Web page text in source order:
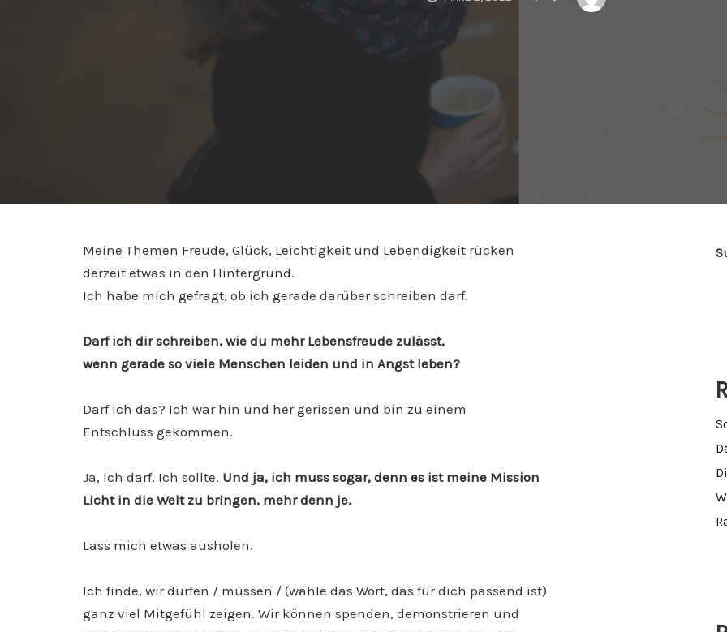
Meine Themen Freude, Glück, Leichtigkeit und Lebendigkeit rücken
derzeit etwas in den Hintergrund.
Ich habe mich gefragt, ob ich gerade darüber schreiben darf.
Darf ich dir schreiben, wie du mehr Lebensfreude zulässt,
wenn gerade so viele Menschen leiden und in Angst leben?
Darf ich das? Ich war hin und her gerissen und bin zu einem
Entschluss gekommen.
Ja, ich darf. Ich sollte. Und ja, ich muss sogar, denn es ist meine Mission
Licht in die Welt zu bringen, mehr denn je.
Lass mich etwas ausholen.
Ich finde, wir dürfen / müssen / (wähle das Wort, das für dich passend ist)
ganz viel Mitgefühl zeigen. Wir können spenden, demonstrieren und